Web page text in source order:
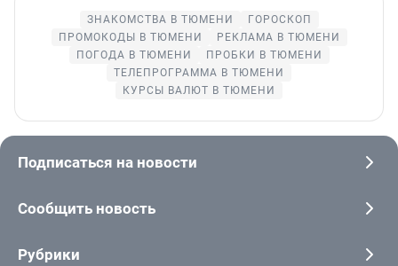
ЗНАКОМСТВА В ТЮМЕНИ
ГОРОСКОП
ПРОМОКОДЫ В ТЮМЕНИ
РЕКЛАМА В ТЮМЕНИ
ПОГОДА В ТЮМЕНИ
ПРОБКИ В ТЮМЕНИ
ТЕЛЕПРОГРАММА В ТЮМЕНИ
КУРСЫ ВАЛЮТ В ТЮМЕНИ
Подписаться на новости
Сообщить новость
Рубрики